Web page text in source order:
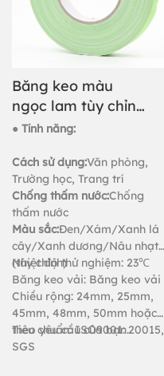
Băng keo màu
ngọc lam tùy chỉnh
dùng cho đóng gói
● Tính năng:
Cách sử dụng:Văn phòng,
Trường học, Trang trí
Chống thấm nước:Chống
thấm nước
Màu sắc:Đen/Xám/Xanh lá
cây/Xanh dương/Nâu nhạt
(tùy chỉnh)
Nhiệt độ thử nghiệm: 23℃
Băng keo vải: Băng keo vải
Chiều rộng: 24mm, 25mm,
45mm, 48mm, 50mm hoặc
theo yêu cầu của bạn.
Tiêu chuẩn: ISO9001: 20015,
SGS